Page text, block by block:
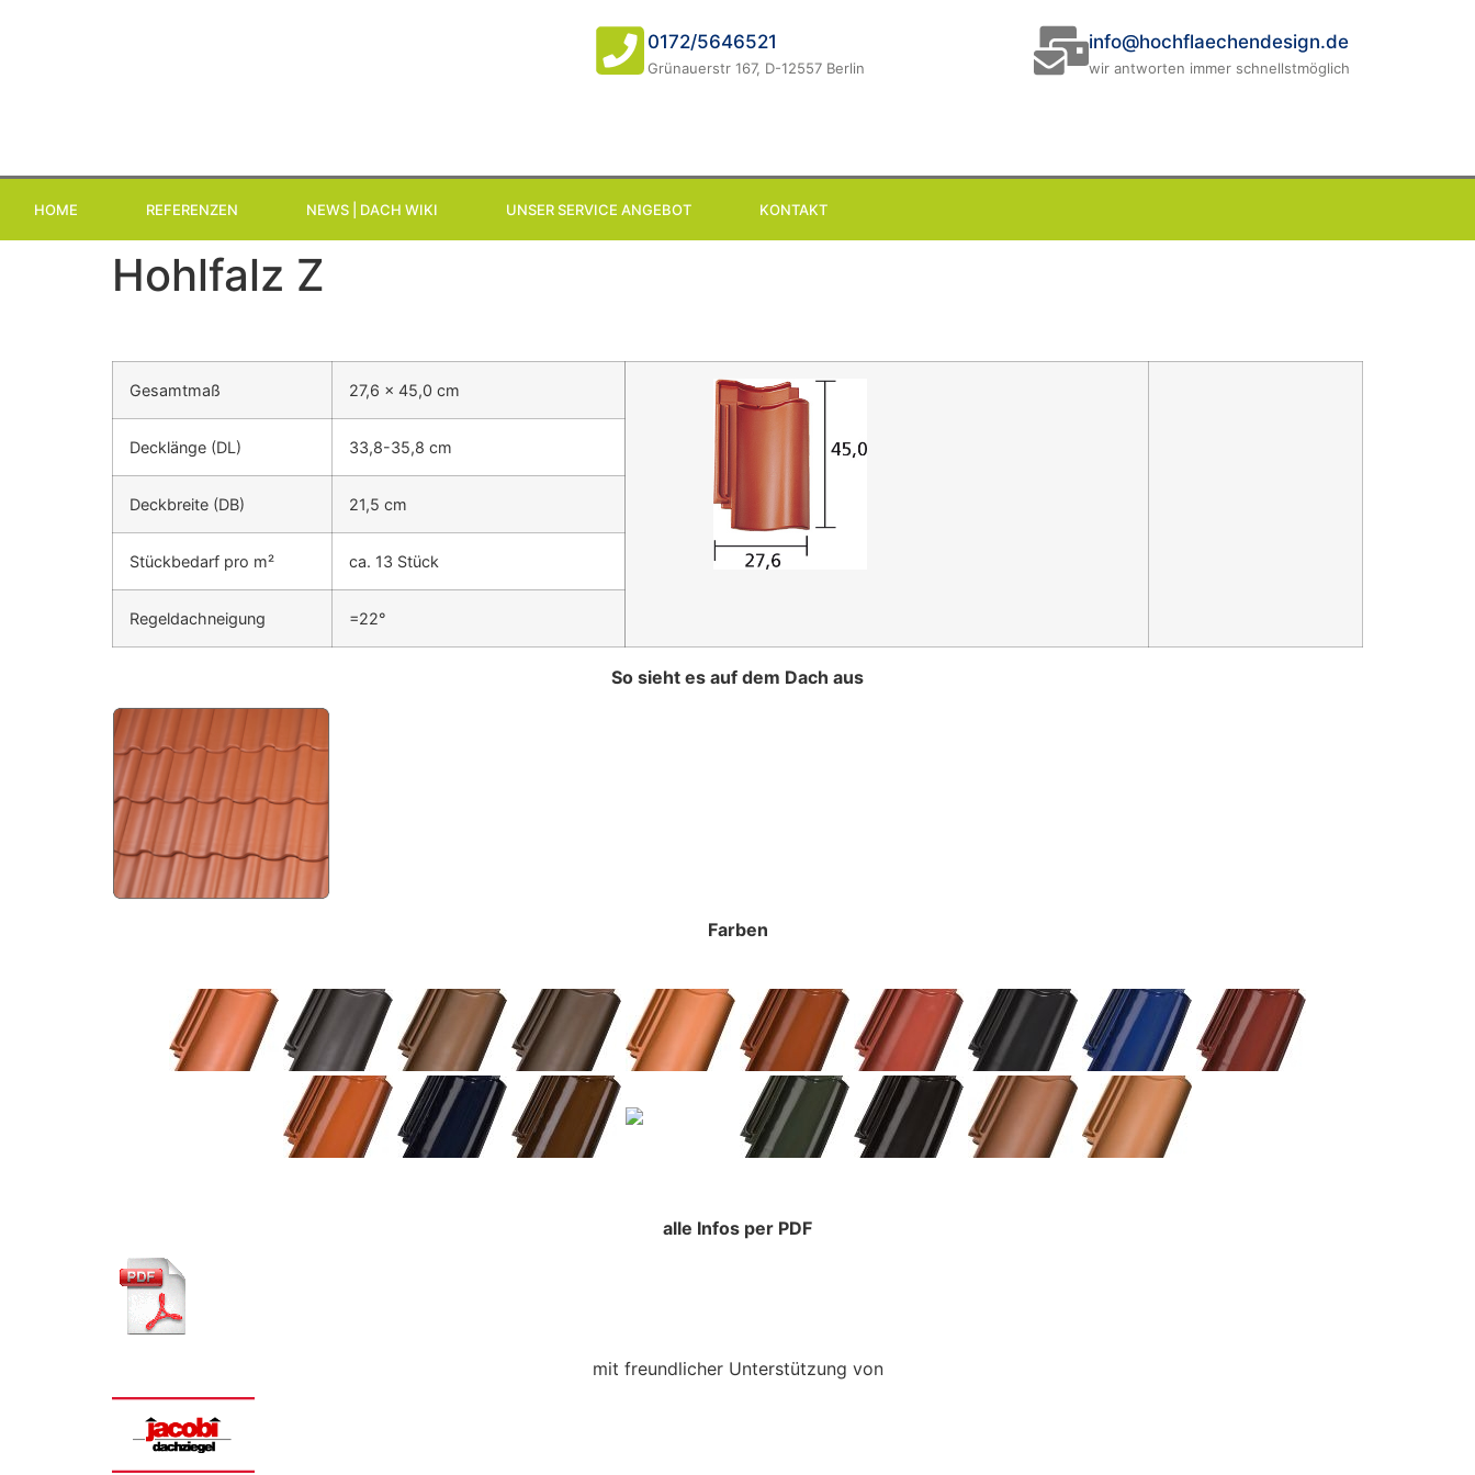
0172/5646521
Grünauerstr 167, D-12557 Berlin
info@hochflaechendesign.de
wir antworten immer schnellstmöglich
HOME REFERENZEN NEWS | DACH WIKI UNSER SERVICE ANGEBOT KONTAKT
Hohlfalz Z
Gesamtmaß 27,6 x 45,0 cm
Decklänge (DL) 33,8-35,8 cm
Deckbreite (DB) 21,5 cm
Stückbedarf pro m² ca. 13 Stück
Regeldachneigung =22°
So sieht es auf dem Dach aus
Farben
alle Infos per PDF
mit freundlicher Unterstützung von